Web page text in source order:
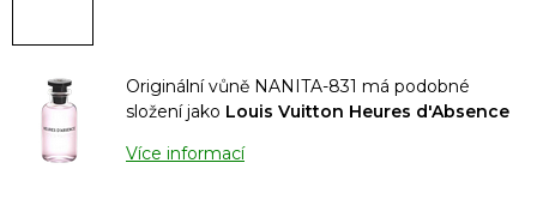
Originální vůně NANITA-831 má podobné
složení jako Louis Vuitton Heures d'Absence
Více informací